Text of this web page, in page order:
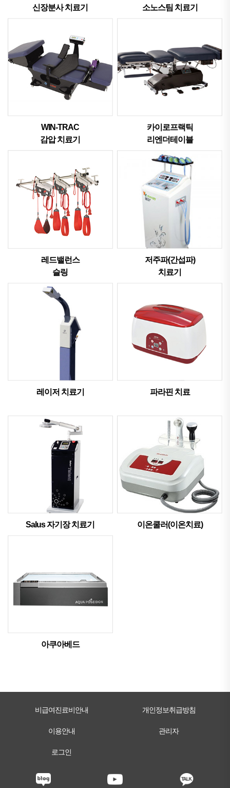
신장분사 치료기
소노스팀 치료기
WIN-TRAC
감압 치료기
카이로프랙틱
리엔더테이블
레드밸런스
슬링
저주파(간섭파)
치료기
레이저 치료기 파라핀 치료
Salus 자기장 치료기 이온쿨러(이온치료)
아쿠아베드
비급여진료비안내 개인정보취급방침
이용안내 관리자
로그인